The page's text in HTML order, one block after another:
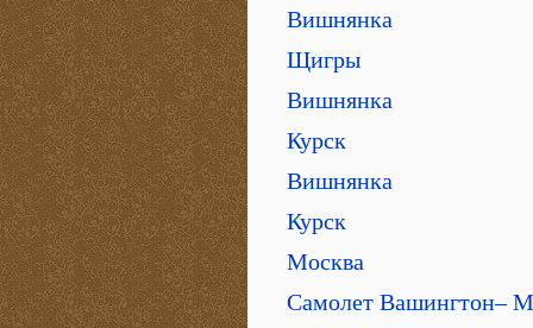
Вишнянка
Щигры
Вишнянка
Курск
Вишнянка
Курск
Москва
Самолет Вашингтон–